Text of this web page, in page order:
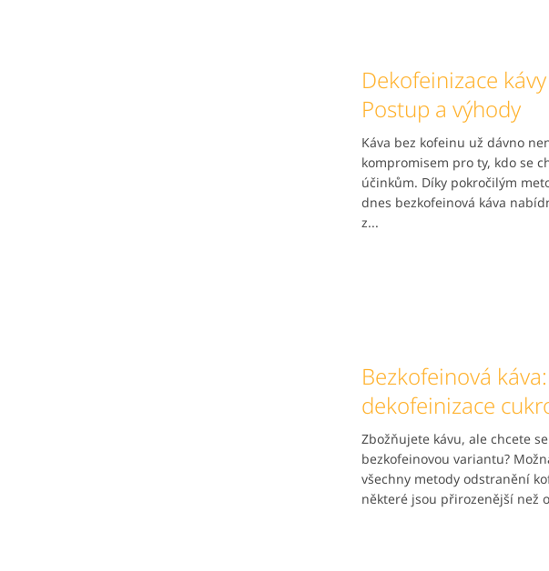
Dekofeinizace
Postup a výhody
Káva bez kofeinu už dávno
kompromisem pro ty, kdo se
účinkům. Díky pokročilým
dnes bezkofeinová káva
z...
Bezkofeinová
dekofeinizace
Zbožňujete kávu, ale chcete
bezkofeinovou variantu?
všechny metody odstranění
některé jsou přirozenější než